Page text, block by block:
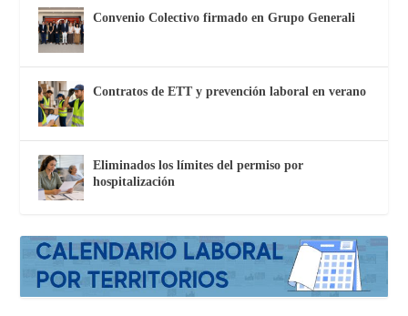
Convenio Colectivo firmado en Grupo Generali
Contratos de ETT y prevención laboral en verano
Eliminados los límites del permiso por
hospitalización